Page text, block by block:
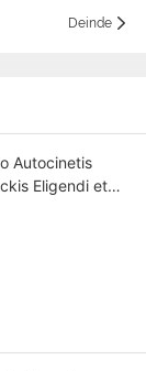
Deinde
Autocinetis
Eligendi et